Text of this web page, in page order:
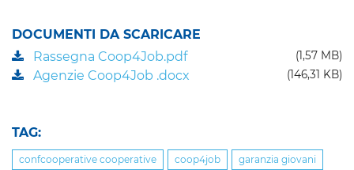
DOCUMENTI DA SCARICARE
Rassegna Coop4Job.pdf
(1,57 MB)
Agenzie Coop4Job .docx (146,31 KB)
TAG:
confcooperative cooperative coop4job garanzia giovani